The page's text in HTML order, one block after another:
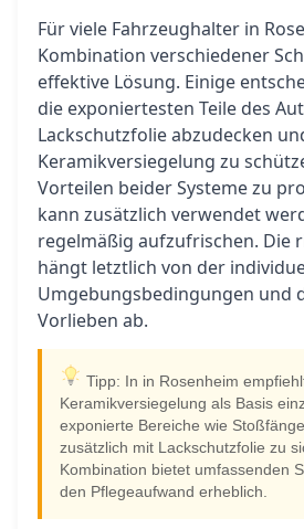
Für viele Fahrzeughalter in
Kombination verschiedener
effektive Lösung. Einige
die exponiertesten Teile des
Lackschutzfolie abzudecken
Keramikversiegelung zu
Vorteilen beider Systeme zu
kann zusätzlich verwendet
regelmäßig aufzufrischen. Die
hängt letztlich von der
Umgebungsbedingungen und
Vorlieben ab.
Tipp: In in Rosenheim
Keramikversiegelung als Basis
exponierte Bereiche wie
zusätzlich mit Lackschutzfolie zu
Kombination bietet umfassenden
den Pflegeaufwand erheblich.